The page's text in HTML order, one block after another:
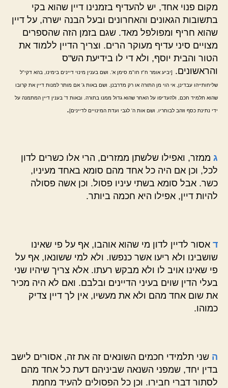
מקום פנוי אחד, יש להעדיף בזמנינו דיין שהוא בקי
בתשובות הגאונים והאחרונים ובעל הבנה ישרה, על דיין
שהוא חריף ומפולפל מאד. שגם בזמן הזה שהספרים
מצויים סיני עדיף מעוקר הרים. וצריך הדיין ללמוד את
הטור והבית יוסף, ולא די לו בידיעת הש"ס
והראשונים.
[יביע אומר ח"ז חו"מ סימן א'. ושם בענין מינוי דיינים בימינו, בהא דקי"ל
שליחותייהו עבדינן, אי הוי מן התורה או רק מדרבנן. ושם באות ג' אם מותר למנות דיין את קרובו
שהוא תלמיד חכם, ולהעדיפו על האחר שהוא גדול ממנו בתורה. ובאות ד' בענין דיין המתמנה על
ידי נתינת כסף וזהב לבוחריו. ושם אות ה' לגבי ועדת המינויים לדיינים].
ג ממזר, ואפילו שלשתן ממזרים, הרי אלו כשרים לדון
לכל, וכן אם היה כל אחד מהם סומא באחד מעיניו,
כשר. אבל סומא בשתי עיניו פסול. וכן אשה פסולה
להיות דיין, אפילו היא חכמה ביותר.
ד אסור לדיין לדון מי שהוא אוהבו, אף על פי שאינו
שושבינו ולא ריעו אשר כנפשו. ולא למי ששונאו, אף על
פי שאינו אויב לו ולא מבקש רעתו. אלא צריך שיהיו שני
בעלי הדין שוים בעיני הדיינים ובלבם. ואם לא היה מכיר
את שום אחד מהם ולא את מעשיו, אין לך דיין צדיק
כמוהו.
ה שני תלמידי חכמים השונאים זה את זה, אסורים לישב
בדין יחד, שמפני השנאה שביניהם דעת כל אחד מהם
לסתור דברי חבירו. וכן כל הפסולים להעיד מחמת